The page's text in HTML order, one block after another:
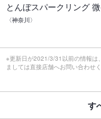
とんぼスパークリング
〈神奈川〉
※更新日が2021/3/31以前の情報は
ましては直接店舗へお問い合わせく
す